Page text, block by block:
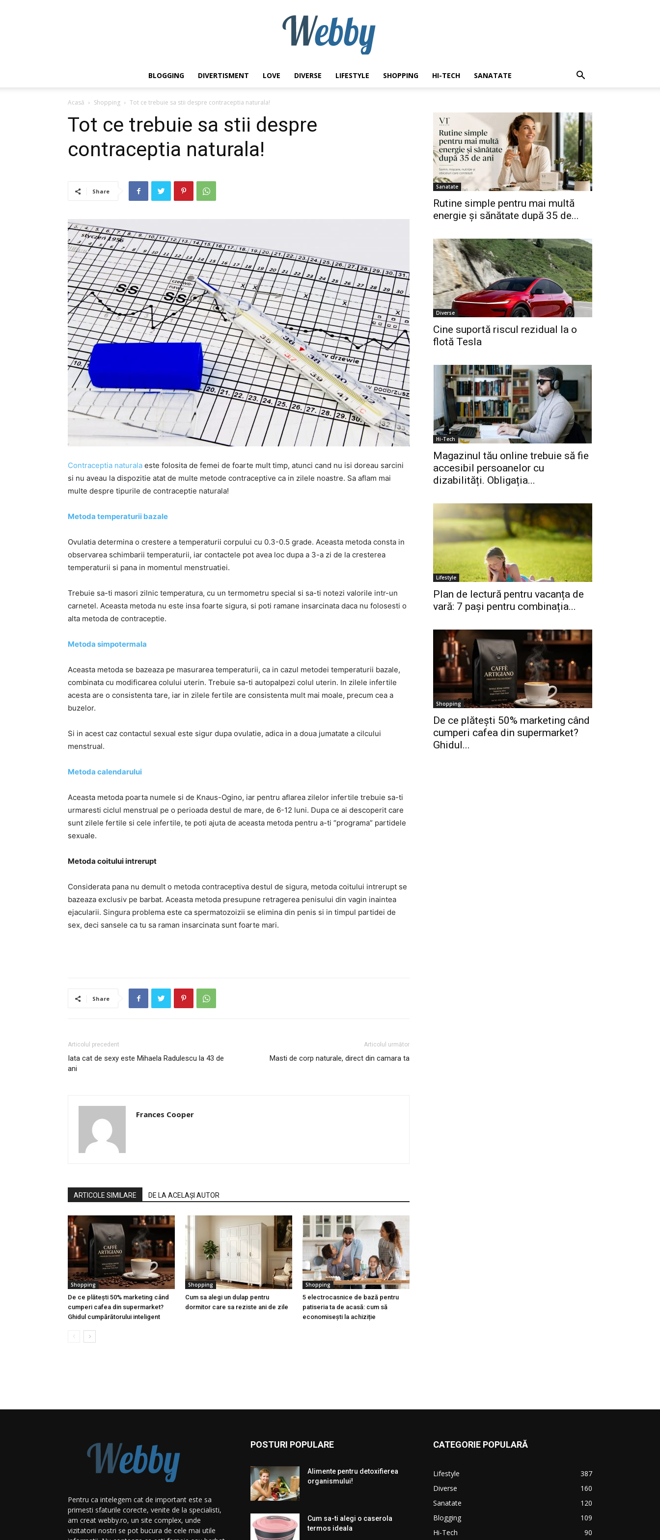
BLOGGING DIVERTISMENT LOVE DIVERSE LIFESTYLE SHOPPING HI-TECH SANATATE
Acasă Shopping Tot ce trebuie sa stii despre contraceptia naturala!
Tot ce trebuie sa stii despre
contraceptia naturala!
Share
Contraceptia naturala este folosita de femei de foarte mult timp, atunci cand nu isi doreau sarcini
si nu aveau la dispozitie atat de multe metode contraceptive ca in zilele noastre. Sa aflam mai
multe despre tipurile de contraceptie naturala!
Metoda temperaturii bazale
Ovulatia determina o crestere a temperaturii corpului cu 0.3-0.5 grade. Aceasta metoda consta in
observarea schimbarii temperaturii, iar contactele pot avea loc dupa a 3-a zi de la cresterea
temperaturii si pana in momentul menstruatiei.
Trebuie sa-ti masori zilnic temperatura, cu un termometru special si sa-ti notezi valorile intr-un
carnetel. Aceasta metoda nu este insa foarte sigura, si poti ramane insarcinata daca nu folosesti o
alta metoda de contraceptie.
Metoda simpotermala
Aceasta metoda se bazeaza pe masurarea temperaturii, ca in cazul metodei temperaturii bazale,
combinata cu modificarea colului uterin. Trebuie sa-ti autopalpezi colul uterin. In zilele infertile
acesta are o consistenta tare, iar in zilele fertile are consistenta mult mai moale, precum cea a
buzelor.
Si in acest caz contactul sexual este sigur dupa ovulatie, adica in a doua jumatate a cilcului
menstrual.
Metoda calendarului
Aceasta metoda poarta numele si de Knaus-Ogino, iar pentru aflarea zilelor infertile trebuie sa-ti
urmaresti ciclul menstrual pe o perioada destul de mare, de 6-12 luni. Dupa ce ai descoperit care
sunt zilele fertile si cele infertile, te poti ajuta de aceasta metoda pentru a-ti “programa” partidele
sexuale.
Metoda coitului intrerupt
Considerata pana nu demult o metoda contraceptiva destul de sigura, metoda coitului intrerupt se
bazeaza exclusiv pe barbat. Aceasta metoda presupune retragerea penisului din vagin inaintea
ejacularii. Singura problema este ca spermatozoizii se elimina din penis si in timpul partidei de
sex, deci sansele ca tu sa raman insarcinata sunt foarte mari.
Share
Articolul precedent
Iata cat de sexy este Mihaela Radulescu la 43 de
ani
Articolul următor
Masti de corp naturale, direct din camara ta
Frances Cooper
ARTICOLE SIMILARE DE LA ACELAȘI AUTOR
Shopping
De ce plătești 50% marketing când
cumperi cafea din supermarket?
Ghidul cumpărătorului inteligent
Shopping
Cum sa alegi un dulap pentru
dormitor care sa reziste ani de zile
Shopping
5 electrocasnice de bază pentru
patiseria ta de acasă: cum să
economisești la achiziție
Sanatate
Rutine simple pentru mai multă
energie și sănătate după 35 de...
Diverse
Cine suportă riscul rezidual la o
flotă Tesla
Hi-Tech
Magazinul tău online trebuie să fie
accesibil persoanelor cu
dizabilități. Obligația...
Lifestyle
Plan de lectură pentru vacanța de
vară: 7 pași pentru combinația...
Shopping
De ce plătești 50% marketing când
cumperi cafea din supermarket?
Ghidul...
Pentru ca intelegem cat de important este sa
primesti sfaturile corecte, venite de la specialisti,
am creat webby.ro, un site complex, unde
vizitatorii nostri se pot bucura de cele mai utile
POSTURI POPULARE
Alimente pentru detoxifierea
organismului!
Cum sa-ti alegi o caserola
termos ideala
CATEGORIE POPULARĂ
Lifestyle
387
Diverse
160
Sanatate
120
Blogging
109
Hi-Tech
90